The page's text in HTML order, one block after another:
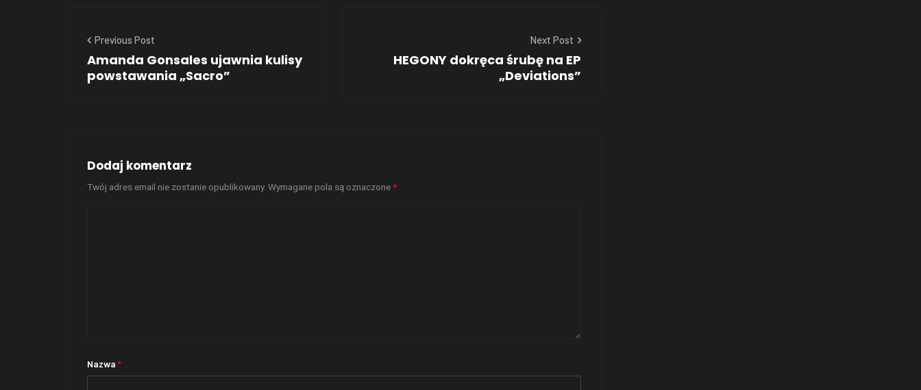
Previous Post
Amanda Gonsales ujawnia kulisy
powstawania „Sacro”
Next Post
HEGONY dokręca śrubę na EP
„Deviations”
Dodaj komentarz
Twój adres email nie zostanie opublikowany. Wymagane pola są oznaczone*
Nazwa *